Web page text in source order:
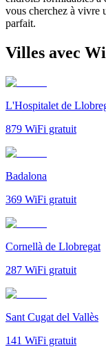
vous cherchez à vivre
parfait.
Villes avec
L'Hospitalet de
879 WiFi gratuit
Badalona
369 WiFi gratuit
Cornellà de Llobregat
287 WiFi gratuit
Sant Cugat del Vallès
141 WiFi gratuit